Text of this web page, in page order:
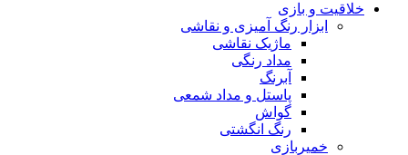
خلاقیت و بازی
ابزار رنگ آمیزی و نقاشی
ماژیک نقاشی
مداد رنگی
آبرنگ
پاستل و مداد شمعی
گواش
رنگ انگشتی
خمیربازی